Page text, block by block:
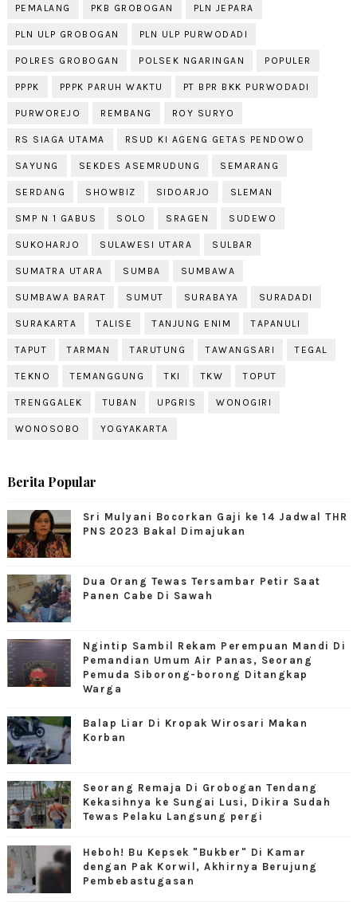
PEMALANG PKB GROBOGAN PLN JEPARA
PLN ULP GROBOGAN PLN ULP PURWODADI
POLRES GROBOGAN POLSEK NGARINGAN POPULER
PPPK PPPK PARUH WAKTU PT BPR BKK PURWODADI
PURWOREJO REMBANG ROY SURYO
RS SIAGA UTAMA RSUD KI AGENG GETAS PENDOWO
SAYUNG SEKDES ASEMRUDUNG SEMARANG
SERDANG SHOWBIZ SIDOARJO SLEMAN
SMP N 1 GABUS SOLO SRAGEN SUDEWO
SUKOHARJO SULAWESI UTARA SULBAR
SUMATRA UTARA SUMBA SUMBAWA
SUMBAWA BARAT SUMUT SURABAYA SURADADI
SURAKARTA TALISE TANJUNG ENIM TAPANULI
TAPUT TARMAN TARUTUNG TAWANGSARI TEGAL
TEKNO TEMANGGUNG TKI TKW TOPUT
TRENGGALEK TUBAN UPGRIS WONOGIRI
WONOSOBO YOGYAKARTA
Berita Popular
Sri Mulyani Bocorkan Gaji ke 14 Jadwal THR
PNS 2023 Bakal Dimajukan
Dua Orang Tewas Tersambar Petir Saat
Panen Cabe Di Sawah
Ngintip Sambil Rekam Perempuan Mandi Di
Pemandian Umum Air Panas, Seorang
Pemuda Siborong-borong Ditangkap
Warga
Balap Liar Di Kropak Wirosari Makan
Korban
Seorang Remaja Di Grobogan Tendang
Kekasihnya ke Sungai Lusi, Dikira Sudah
Tewas Pelaku Langsung pergi
Heboh! Bu Kepsek "Bukber" Di Kamar
dengan Pak Korwil, Akhirnya Berujung
Pembebastugasan